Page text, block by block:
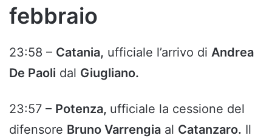
febbraio
23:58 – Catania, ufficiale l’arrivo di Andrea
De Paoli dal Giugliano.
23:57 – Potenza, ufficiale la cessione del
difensore Bruno Varrengia al Catanzaro. Il